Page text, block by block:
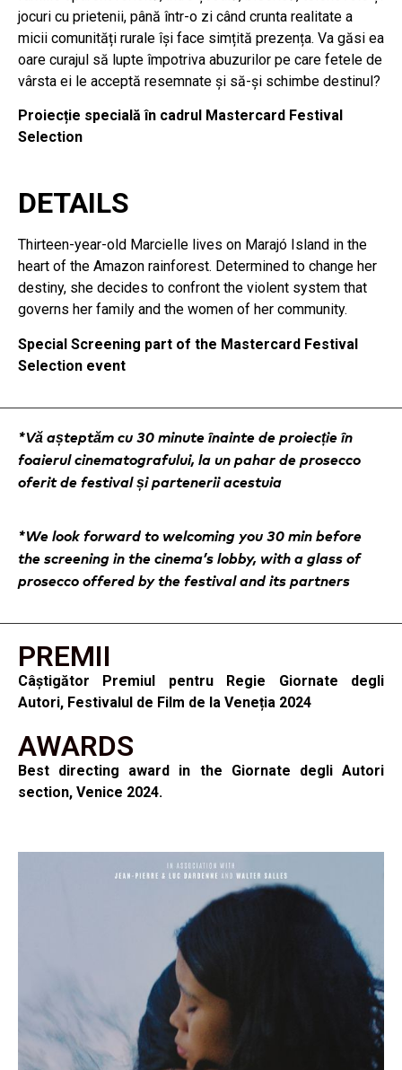
jocuri cu prietenii, până într-o zi când crunta realitate a
micii comunități rurale își face simțită prezența. Va găsi ea
oare curajul să lupte împotriva abuzurilor pe care fetele de
vârsta ei le acceptă resemnate și să-și schimbe destinul?
Proiecție specială în cadrul Mastercard Festival
Selection
DETAILS
Thirteen-year-old Marcielle lives on Marajó Island in the
heart of the Amazon rainforest. Determined to change her
destiny, she decides to confront the violent system that
governs her family and the women of her community.
Special Screening part of the Mastercard Festival
Selection event
*Vă așteptăm cu 30 minute înainte de proiecție în
foaierul cinematografului, la un pahar de prosecco
oferit de festival și partenerii acestuia
*We look forward to welcoming you 30 min before
the screening in the cinema’s lobby, with a glass of
prosecco offered by the festival and its partners
PREMII
Câștigător Premiul pentru Regie Giornate degli
Autori, Festivalul de Film de la Veneția 2024
AWARDS
Best directing award in the Giornate degli Autori
section, Venice 2024.